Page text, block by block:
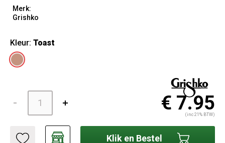
Merk:
Grishko
Kleur: Toast
€ 7.95
(inc 21% BTW)
Klik en Bestel